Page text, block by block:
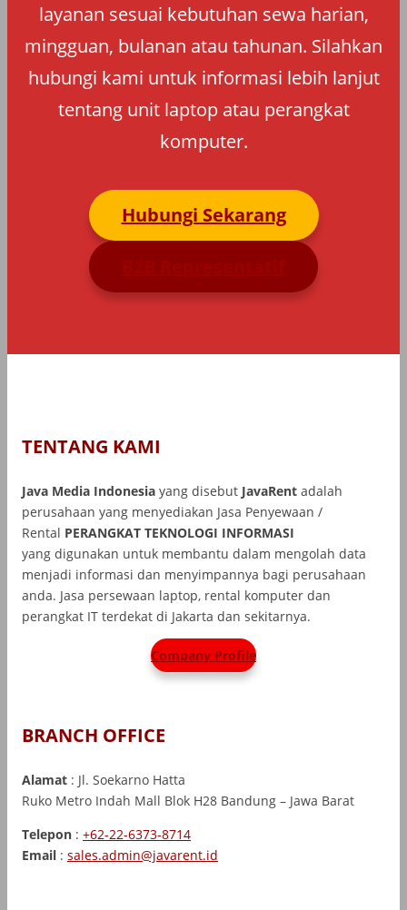
layanan sesuai kebutuhan sewa harian,
mingguan, bulanan atau tahunan. Silahkan
hubungi kami untuk informasi lebih lanjut
tentang unit laptop atau perangkat
komputer.
Hubungi Sekarang
TENTANG KAMI
Java Media Indonesia yang disebut JavaRent adalah
perusahaan yang menyediakan Jasa Penyewaan /
Rental PERANGKAT TEKNOLOGI INFORMASI
yang digunakan untuk membantu dalam mengolah data
menjadi informasi dan menyimpannya bagi perusahaan
anda. Jasa persewaan laptop, rental komputer dan
perangkat IT terdekat di Jakarta dan sekitarnya.
Company Profile
BRANCH OFFICE
Alamat : Jl. Soekarno Hatta
Ruko Metro Indah Mall Blok H28 Bandung – Jawa Barat
Telepon : +62-22-6373-8714
Email : sales.admin@javarent.id